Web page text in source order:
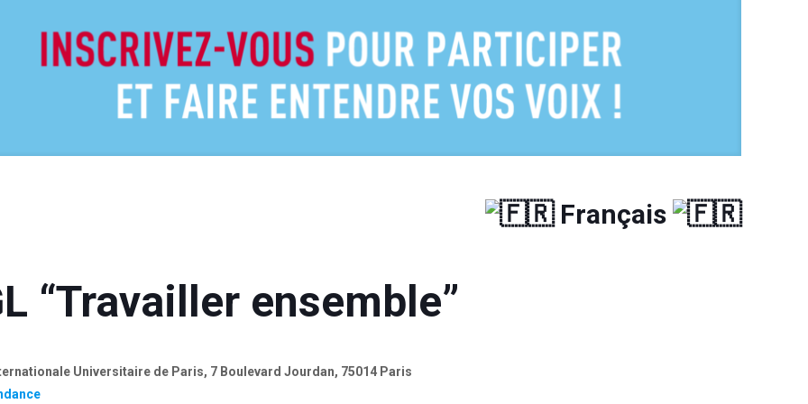
Français
“Travailler ensemble”
Universitaire de Paris, 7 Boulevard Jourdan, 75014 Paris